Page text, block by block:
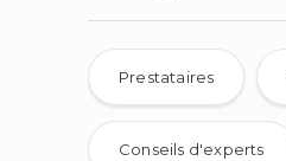
Prestataires
Conseils d'experts